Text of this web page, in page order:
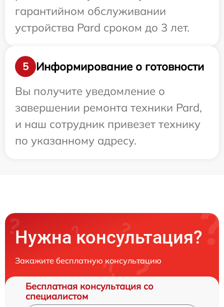
гарантийном обслуживании
устройства Pard сроком до 3 лет.
5
Информирование о готовности
Вы получите уведомление о
завершении ремонта техники Pard,
и наш сотрудник привезет технику
по указанному адресу.
Нужна консультация?
Закажите бесплатную консультацию
Бесплатная консультация со
специалистом